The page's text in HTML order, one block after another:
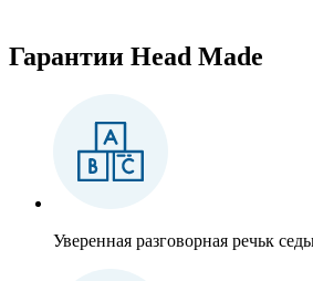
Гарантии Head Made
Уверенная разговорная речьк